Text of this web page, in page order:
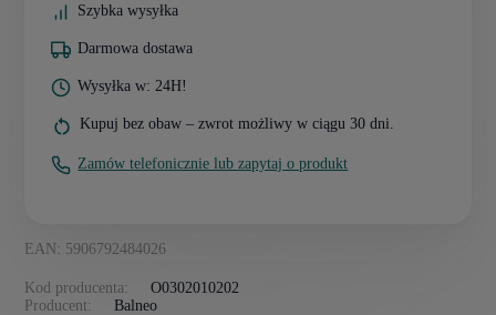
EAN: 5906792484026
Kod producenta:
O0302010202
Producent:
Balneo
Szybka wysyłka
Darmowa dostawa
Wysyłka w: 24H!
Kupuj bez obaw – zwrot możliwy w ciągu 30 dni.
Zamów telefonicznie lub zapytaj o produkt